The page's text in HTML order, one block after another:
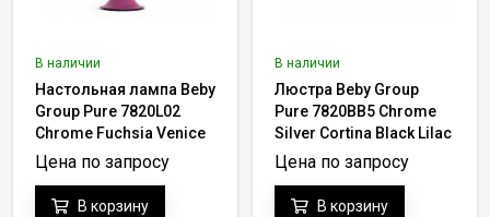
В наличии
Настольная лампа Beby
Group Pure 7820L02
Chrome Fuchsia Venice
017 - rose
Цена по запросу
В корзину
В наличии
Люстра Beby Group
Pure 7820BB5 Chrome
Silver Cortina Black Lilac
Цена по запросу
В корзину